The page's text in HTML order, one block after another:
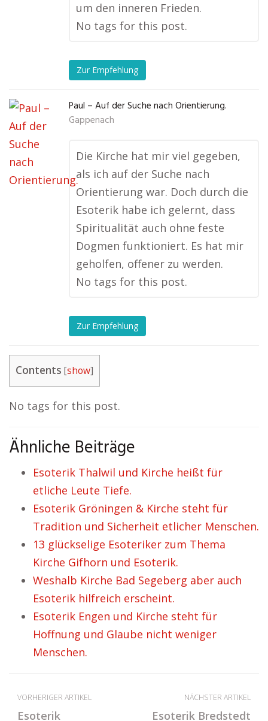
um den inneren Frieden.
No tags for this post.
Zur Empfehlung
Paul – Auf der Suche nach Orientierung.
Gappenach
Die Kirche hat mir viel gegeben,
als ich auf der Suche nach
Orientierung war. Doch durch die
Esoterik habe ich gelernt, dass
Spiritualität auch ohne feste
Dogmen funktioniert. Es hat mir
geholfen, offener zu werden.
No tags for this post.
Zur Empfehlung
Contents [show]
No tags for this post.
Ähnliche Beiträge
Esoterik Thalwil und Kirche heißt für
etliche Leute Tiefe.
Esoterik Gröningen & Kirche steht für
Tradition und Sicherheit etlicher Menschen.
13 glückselige Esoteriker zum Thema
Kirche Gifhorn und Esoterik.
Weshalb Kirche Bad Segeberg aber auch
Esoterik hilfreich erscheint.
Esoterik Engen und Kirche steht für
Hoffnung und Glaube nicht weniger
Menschen.
VORHERIGER ARTIKEL
Esoterik
NÄCHSTER ARTIKEL
Esoterik Bredstedt